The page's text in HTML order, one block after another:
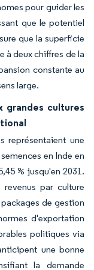
pour guider les
que le potentiel
que la superficie
à deux chiffres de la
constante au
large.
grandes cultures
représentaient une
en Inde en
% jusqu'en 2031.
par culture
de gestion
d'exportation
politiques via
une bonne
la demande